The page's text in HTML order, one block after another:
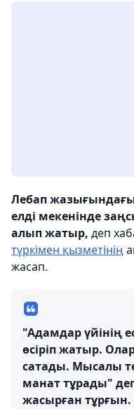
Лебап
елді мекенінде
алып жатыр, деп
түркімен қызметінің
жасап.
"Адамдар үйінің
өсіріп жатыр.
сатады. Мысалы
манат тұрады"
жасырған тұрғын.